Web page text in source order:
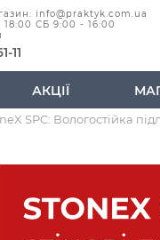
info@praktyk.com.ua
СБ 9:00 - 16:00
11
АКЦІЇ